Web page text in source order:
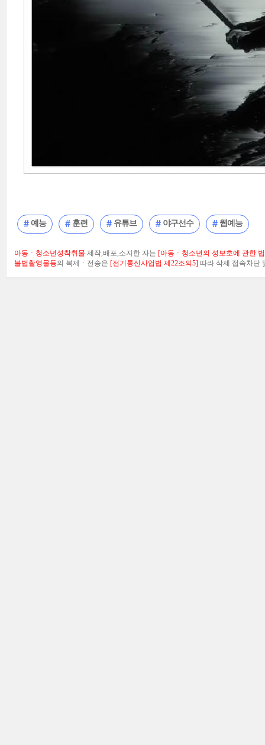
예능 훈련 유튜브 야구선수 웹예능
아동ㆍ청소년성착취물 제작,배포,소지한 자는 [아동ㆍ청소년의 성보호에 관한
불법촬영물등의 복제ㆍ전송은 [전기통신사업법 제22조의5] 따라 삭제.접속차단